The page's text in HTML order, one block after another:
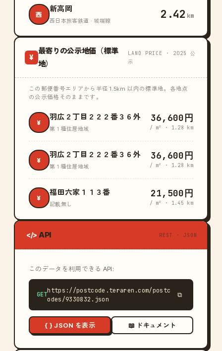
西
新高岡
西日本旅客鉄道 · 城端線 2.42 km
¥
最寄りの公示地価（標準
地）
LAND PRICE · 2025 公
示
この郵便番号エリアから半径 1.5km 以内の標準地。各地点
の公示価格そのままです。
¥
羽広２丁目２２２番３６外
第１種住居地域
36,600円
/ m² · 1.28 km
¥
羽広２丁目２２２番３６外
第１種住居地域
36,600円
/ m² · 1.28 km
¥
福田六家１１３番
記載無し
21,500円
/ m² · 1.45 km
</> API REST · JSON
このデータを利用できる API:
GET
https://postcode.teraren.com/postc
odes/9330832.json
⧉
{ } JSON を表示 📖 ドキュメント